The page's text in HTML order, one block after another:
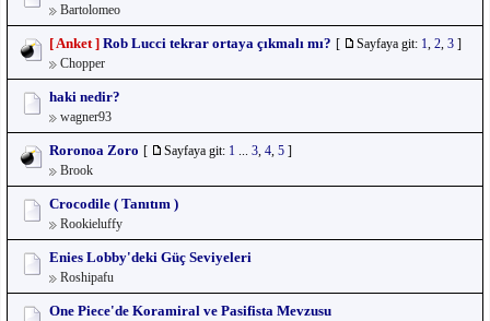
Bartolomeo
[ Anket ] Rob Lucci tekrar ortaya çıkmalı mı? [ Sayfaya git: 1 2 3 ]
Chopper
haki nedir?
wagner93
Roronoa Zoro [ Sayfaya git: 1 3 4 5 ]
Brook
Crocodile ( Tanıtım )
Rookieluffy
Enies Lobby'deki Güç Seviyeleri
Roshipafu
One Piece'de Koramiral ve Pasifista Mevzusu